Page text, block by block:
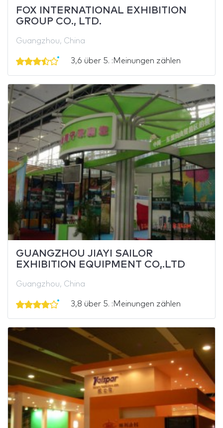
FOX INTERNATIONAL EXHIBITION
GROUP CO., LTD.
Guangzhou, China
3,6 über 5. :Meinungen zählen
GUANGZHOU JIAYI SAILOR
EXHIBITION EQUIPMENT CO,.LTD
Guangzhou, China
3,8 über 5. :Meinungen zählen